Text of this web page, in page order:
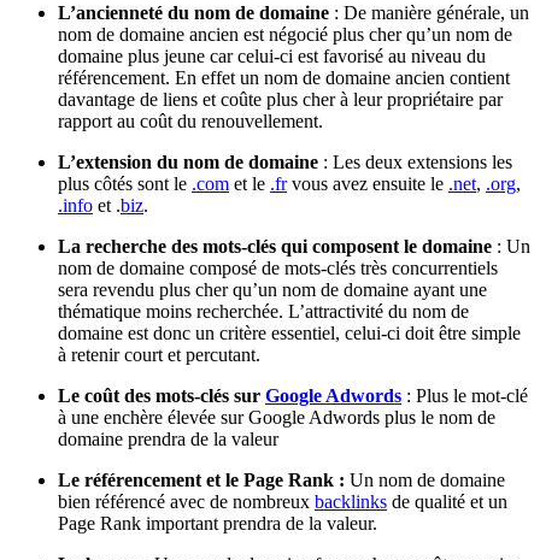
L’ancienneté du nom de domaine : De manière générale, un
nom de domaine ancien est négocié plus cher qu’un nom de
domaine plus jeune car celui-ci est favorisé au niveau du
référencement. En effet un nom de domaine ancien contient
davantage de liens et coûte plus cher à leur propriétaire par
rapport au coût du renouvellement.
L’extension du nom de domaine : Les deux extensions les
plus côtés sont le .com et le .frvous avez ensuite le .net, .org,
.info et .biz.
La recherche des mots-clés qui composent le domaine : Un
nom de domaine composé de mots-clés très concurrentiels
sera revendu plus cher qu’un nom de domaine ayant une
thématique moins recherchée. L’attractivité du nom de
domaine est donc un critère essentiel, celui-ci doit être simple
à retenir court et percutant.
Le coût des mots-clés sur Google Adwords : Plus le mot-clé
à une enchère élevée sur Google Adwords plus le nom de
domaine prendra de la valeur
Le référencement et le Page Rank : Un nom de domaine
bien référencé avec de nombreux backlinks de qualité et un
Page Rank important prendra de la valeur.